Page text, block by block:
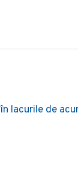
lacurile de